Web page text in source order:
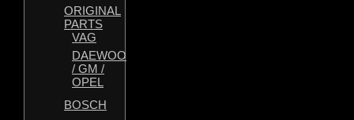
ORIGINAL
PARTS
VAG
DAEWOO
/ GM /
OPEL
BOSCH